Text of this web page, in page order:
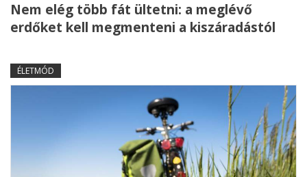
Nem elég több fát ültetni: a meglévő
erdőket kell megmenteni a kiszáradástól
ÉLETMÓD